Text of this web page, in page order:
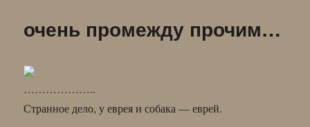
очень промежду прочим…
………………..
Странное дело, у еврея и собака — еврей.